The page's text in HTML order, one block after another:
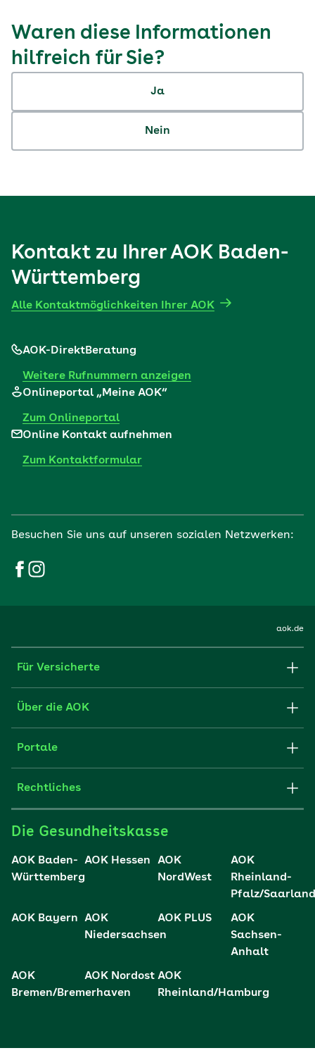
Waren diese Informationen
hilfreich für Sie?
Ja
Nein
Kontakt zu Ihrer AOK Baden-
Württemberg
Alle Kontaktmöglichkeiten Ihrer AOK
AOK-DirektBeratung
Weitere Rufnummern anzeigen
Onlineportal „Meine AOK“
Zum Onlineportal
Online Kontakt aufnehmen
Zum Kontaktformular
Besuchen Sie uns auf unseren sozialen Netzwerken:
aok.de
Für Versicherte
Formulare und Anträge
FAQ
Über die AOK
Struktur & Verwaltung
Partner der AOK
Portale
Fachportal für Arbeitgeber
Presse- und Politikportal
Rechtliches
Impressum
Cookie-Einstellungen
Datenschutz
Fehlverhalten melden
Barrierefreiheit
Die Gesundheitskasse
AOK Baden-
Württemberg
AOK Bayern
AOK
Bremen/Bremerhaven
AOK Hessen
AOK
Niedersachsen
AOK Nordost
AOK
NordWest
AOK PLUS
AOK
Rheinland/Hamburg
AOK
Rheinland-
Pfalz/Saarland
AOK
Sachsen-
Anhalt